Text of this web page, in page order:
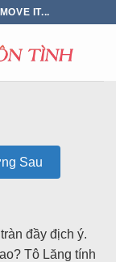
IT...
Sau
đầy địch ý.
Tô Lăng tính